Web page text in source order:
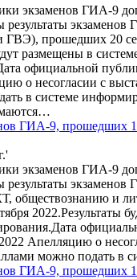
экзаменов ГИА-9
результаты экзаменов
ГВЭ), прошедших 20
размещены в
официальной
о несогласии с
в системе
ГИА-9, прошедших
экзаменов ГИА-9
результаты
обществознанию и
2022.Результаты
Апелляцию о
можно подать в
ГИА-9, прошедших